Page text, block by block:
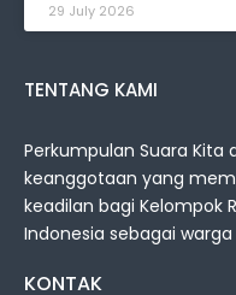
29 July 2026
TENTANG KAMI
Perkumpulan Suara Kita
keanggotaan yang
keadilan bagi Kelompok
Indonesia sebagai
KONTAK